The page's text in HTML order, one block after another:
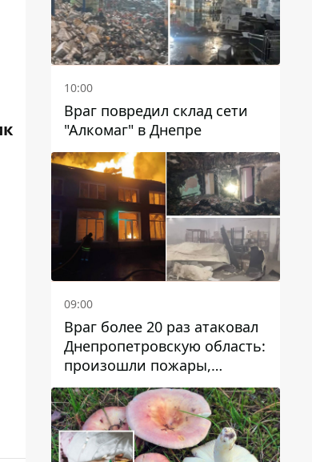
10:00
Враг повредил склад сети
"Алкомаг" в Днепре
09:00
Враг более 20 раз атаковал
Днепропетровскую область:
произошли пожары,
повреждены дома,
инфраструктура и авто